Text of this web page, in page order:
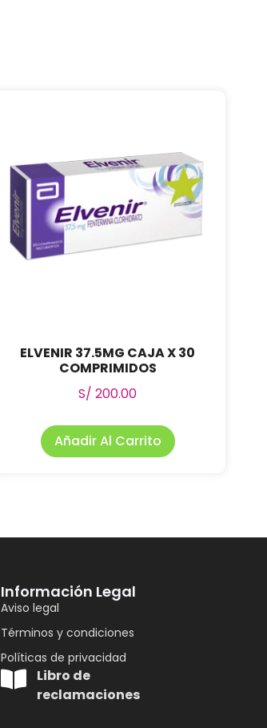
ELVENIR 37.5MG CAJA X 30
COMPRIMIDOS
S/ 200.00
Añadir Al Carrito
Información Legal
Aviso legal
Términos y condiciones
Políticas de privacidad
Libro de
reclamaciones